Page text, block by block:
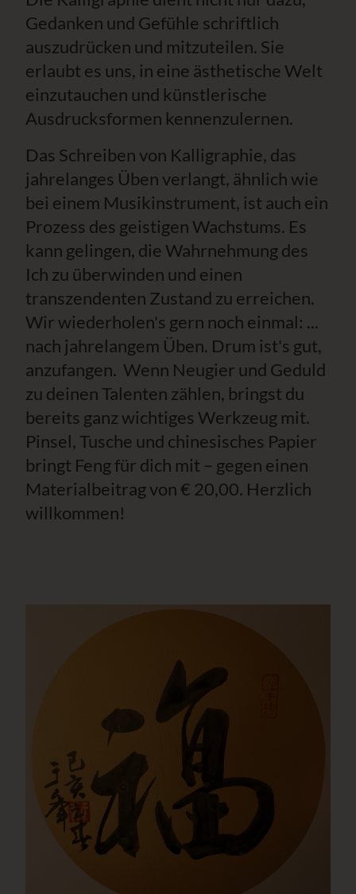
Gedanken und Gefühle schriftlich
auszudrücken und mitzuteilen. Sie
erlaubt es uns, in eine ästhetische Welt
einzutauchen und künstlerische
Ausdrucksformen kennenzulernen.
Das Schreiben von Kalligraphie, das
jahrelanges Üben verlangt, ähnlich wie
bei einem Musikinstrument, ist auch ein
Prozess des geistigen Wachstums. Es
kann gelingen, die Wahrnehmung des
Ich zu überwinden und einen
transzendenten Zustand zu erreichen.
Wir wiederholen's gern noch einmal: ...
nach jahrelangem Üben. Drum ist's gut,
anzufangen. Wenn Neugier und Geduld
zu deinen Talenten zählen, bringst du
bereits ganz wichtiges Werkzeug mit.
Pinsel, Tusche und chinesisches Papier
bringt Feng für dich mit – gegen einen
Materialbeitrag von € 20,00. Herzlich
willkommen!